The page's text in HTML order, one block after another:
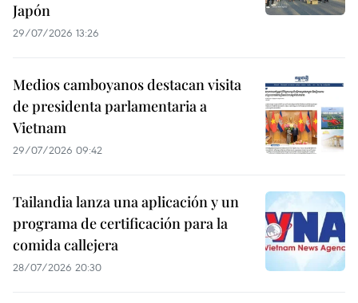
Japón
29/07/2026 13:26
Medios camboyanos destacan visita
de presidenta parlamentaria a
Vietnam
29/07/2026 09:42
Tailandia lanza una aplicación y un
programa de certificación para la
comida callejera
28/07/2026 20:30